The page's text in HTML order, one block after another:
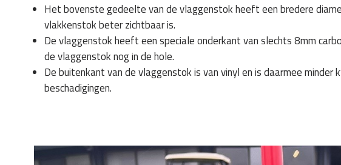
Het bovenste gedeelte van de vlaggenstok heeft een bredere
vlakkenstok beter zichtbaar is.
De vlaggenstok heeft een speciale onderkant van slechts 8mm
de vlaggenstok nog in de hole.
De buitenkant van de vlaggenstok is van vinyl en is daarmee minder
beschadigingen.